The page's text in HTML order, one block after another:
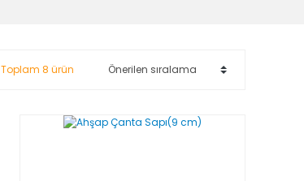
Toplam 8 ürün